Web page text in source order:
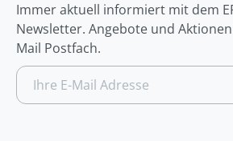
Immer aktuell informiert mit dem
Newsletter. Angebote und
Mail Postfach.
A
m